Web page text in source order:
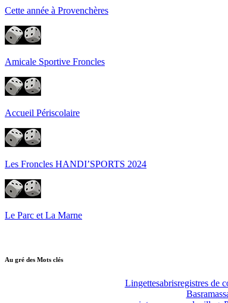
Cette année à Provenchères
Amicale Sportive Froncles
Accueil Périscolaire
Les Froncles HANDI’SPORTS 2024
Le Parc et La Marne
Au gré des Mots clés
Lingettesabrisregistres de
Bas